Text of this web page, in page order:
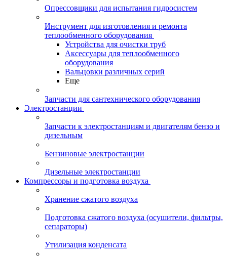
Опрессовщики для испытания гидросистем
Инструмент для изготовления и ремонта
теплообменного оборудования
Устройства для очистки труб
Аксессуары для теплообменного
оборудования
Вальцовки различных серий
Еще
Запчасти для сантехнического оборудования
Электростанции
Запчасти к электростанциям и двигателям бензо и
дизельным
Бензиновые электростанции
Дизельные электростанции
Компрессоры и подготовка воздуха
Хранение сжатого воздуха
Подготовка сжатого воздуха (осушители, фильтры,
сепараторы)
Утилизация конденсата